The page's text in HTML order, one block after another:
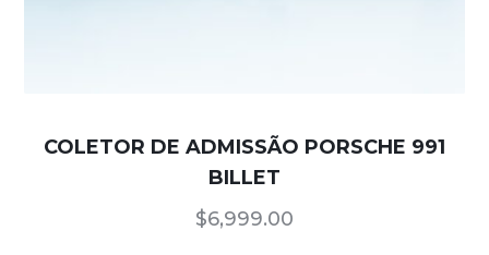
COLETOR DE ADMISSÃO PORSCHE 991
BILLET
$6,999.00